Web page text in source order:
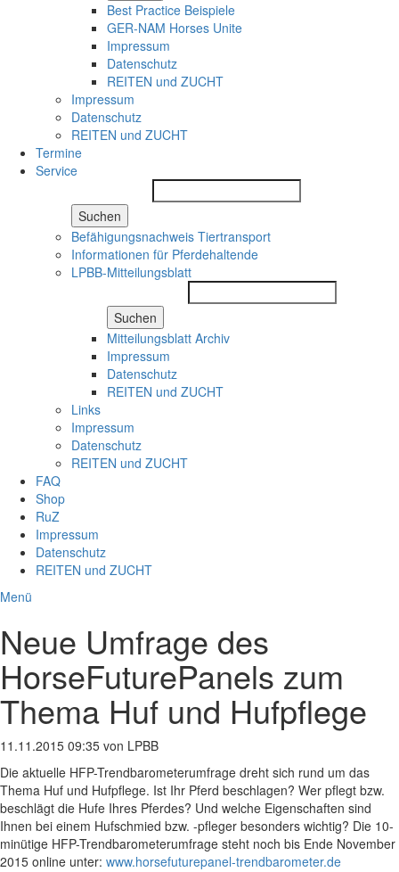
Best Practice Beispiele
GER-NAM Horses Unite
Impressum
Datenschutz
REITEN und ZUCHT
Impressum
Datenschutz
REITEN und ZUCHT
Termine
Service
Suchen
Befähigungsnachweis Tiertransport
Informationen für Pferdehaltende
LPBB-Mitteilungsblatt
Suchen
Mitteilungsblatt Archiv
Impressum
Datenschutz
REITEN und ZUCHT
Links
Impressum
Datenschutz
REITEN und ZUCHT
FAQ
Shop
RuZ
Impressum
Datenschutz
REITEN und ZUCHT
Menü
Neue Umfrage des
HorseFuturePanels zum
Thema Huf und Hufpflege
11.11.2015 09:35 von LPBB
Die aktuelle HFP-Trendbarometerumfrage dreht sich rund um das
Thema Huf und Hufpflege. Ist Ihr Pferd beschlagen? Wer pflegt bzw.
beschlägt die Hufe Ihres Pferdes? Und welche Eigenschaften sind
Ihnen bei einem Hufschmied bzw. -pfleger besonders wichtig? Die 10-
minütige HFP-Trendbarometerumfrage steht noch bis Ende November
2015 online unter: www.horsefuturepanel-trendbarometer.de